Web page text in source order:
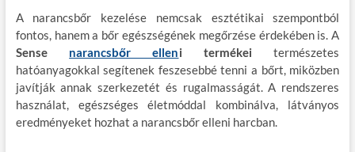
A narancsbőr kezelése nemcsak esztétikai szempontból
fontos, hanem a bőr egészségének megőrzése érdekében is. A
Sense narancsbőr elleni termékei természetes
hatóanyagokkal segítenek feszesebbé tenni a bőrt, miközben
javítják annak szerkezetét és rugalmasságát. A rendszeres
használat, egészséges életmóddal kombinálva, látványos
eredményeket hozhat a narancsbőr elleni harcban.